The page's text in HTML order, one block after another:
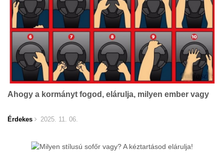
Ahogy a kormányt fogod, elárulja, milyen ember vagy
Érdekes 2025. 11. 06.